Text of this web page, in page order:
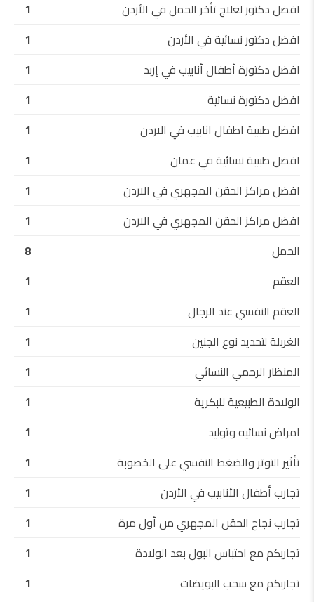
افضل دكتور لعلاج تأخر الحمل في الأردن
1
افضل دكتور نسائية في الأردن
1
افضل دكتورة أطفال أنابيب في إربد
1
افضل دكتورة نسائية
1
افضل طبيبة اطفال انابيب في الاردن
1
افضل طبيبة نسائية في عمان
1
افضل مراكز الحقن المجهري في الاردن
1
افضل مراكز الحقن المجهري في الاردن
1
الحمل
8
العقم
1
العقم النفسي عند الرجال
1
الغربلة لتحديد نوع الجنين
1
المنظار الرحمي النسائي
1
الولادة الطبيعية للبكرية
1
امراض نسائيه وتوليد
1
تأثير التوتر والضغط النفسي على الخصوبة
1
تجارب أطفال الأنابيب في الأردن
1
تجارب نجاح الحقن المجهري من أول مرة
1
تجاربكم مع احتباس البول بعد الولادة
1
تجاربكم مع سحب البويضات
1